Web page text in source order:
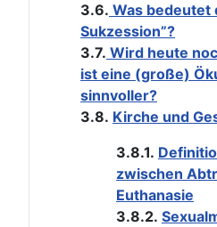
3.6. Was bedeutet
Sukzession”?
3.7. Wird heute
ist eine (große)
sinnvoller?
3.8. Kirche und
3.8.1.
zwischen
Euthanasie
3.8.2.